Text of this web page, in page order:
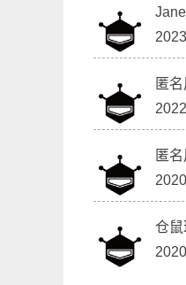
用LED点阵
表
匿
匿
仓